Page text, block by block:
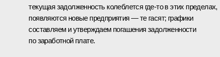
текущая задолженность колеблется где‑то в этих пределах,
появляются новые предприятия — те гасят; графики
составляем и утверждаем погашения задолженности
по заработной плате.